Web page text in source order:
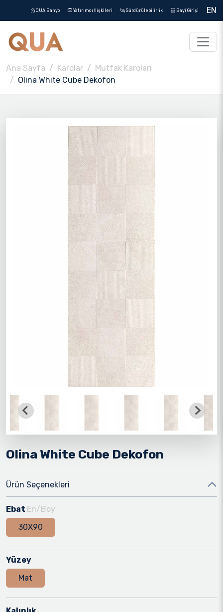
QUA Banyo Yatırımcı İlişkileri Sürdürülebilirlik Bayi Girişi EN
Ana Sayfa Karolar
Mutfak Karoları
Olina White Cube Dekofon
Olina White Cube Dekofon
Ürün Seçenekleri
Ebat En/Boy
30X90
Yüzey
Mat